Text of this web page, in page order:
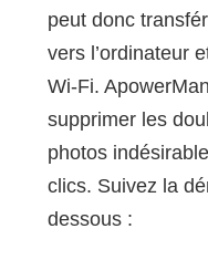
peut donc
vers l’ordinateur
Wi-Fi.
supprimer les
photos
clics. Suivez la
dessous :